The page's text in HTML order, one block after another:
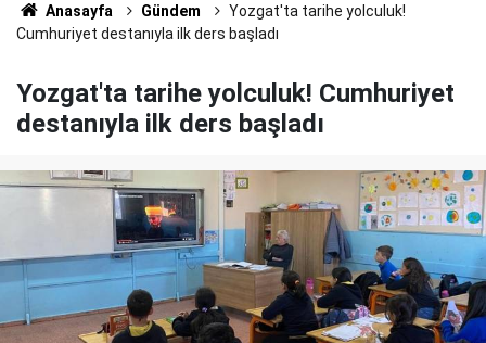
Anasayfa Gündem
Yozgat'ta tarihe yolculuk!
Cumhuriyet destanıyla ilk ders başladı
Yozgat'ta tarihe yolculuk! Cumhuriyet
destanıyla ilk ders başladı